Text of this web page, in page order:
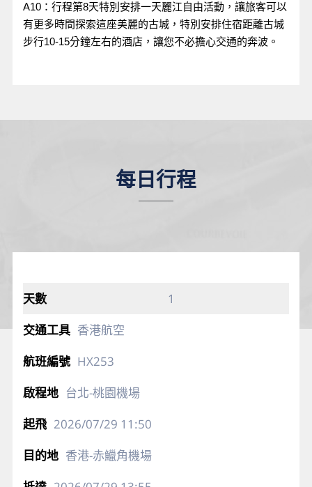
A10：行程第8天特別安排一天麗江自由活動，讓旅客可以
有更多時間探索這座美麗的古城，特別安排住宿距離古城
步行10-15分鐘左右的酒店，讓您不必擔心交通的奔波。
每日行程
1
香港航空
HX253
台北-桃園機場
2026/07/29 11:50
香港-赤鱲角機場